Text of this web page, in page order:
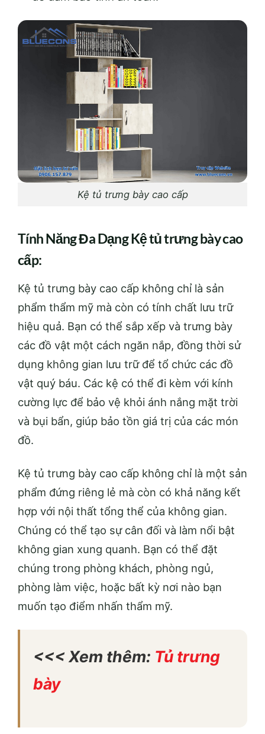
Kệ tủ trưng bày cao cấp
Tính Năng Đa Dạng Kệ tủ trưng bày cao
cấp:
Kệ tủ trưng bày cao cấp không chỉ là sản
phẩm thẩm mỹ mà còn có tính chất lưu trữ
hiệu quả. Bạn có thể sắp xếp và trưng bày
các đồ vật một cách ngăn nắp, đồng thời sử
dụng không gian lưu trữ để tổ chức các đồ
vật quý báu. Các kệ có thể đi kèm với kính
cường lực để bảo vệ khỏi ánh nắng mặt trời
và bụi bẩn, giúp bảo tồn giá trị của các món
đồ.
Kệ tủ trưng bày cao cấp không chỉ là một sản
phẩm đứng riêng lẻ mà còn có khả năng kết
hợp với nội thất tổng thể của không gian.
Chúng có thể tạo sự cân đối và làm nổi bật
không gian xung quanh. Bạn có thể đặt
chúng trong phòng khách, phòng ngủ,
phòng làm việc, hoặc bất kỳ nơi nào bạn
muốn tạo điểm nhấn thẩm mỹ.
<<< Xem thêm: Tủ trưng
bày